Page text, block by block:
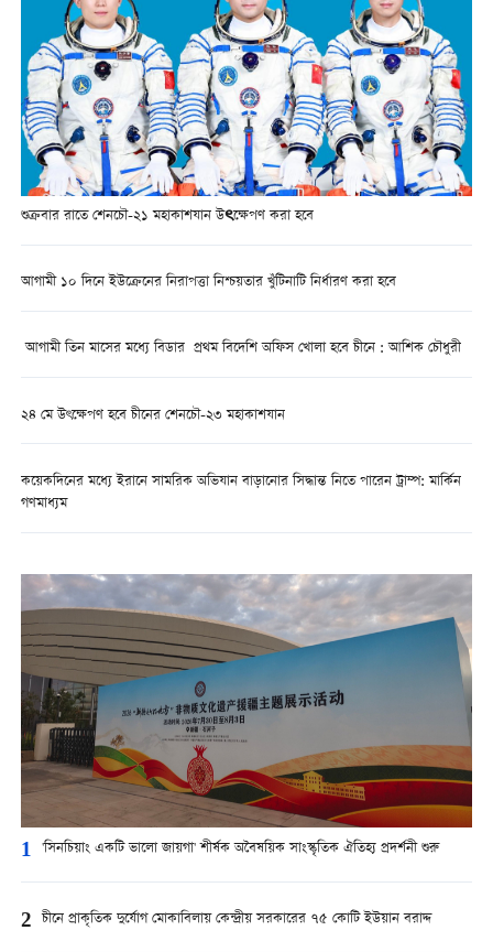
শুক্রবার রাতে শেনচৌ-২১ মহাকাশযান উৎক্ষেপণ করা হবে
আগামী ১০ দিনে ইউক্রেনের নিরাপত্তা নিশ্চয়তার খুঁটিনাটি নির্ধারণ করা হবে
আগামী তিন মাসের মধ্যে বিডার প্রথম বিদেশি অফিস খোলা হবে চীনে : আশিক চৌধুরী
২৪ মে উৎক্ষেপণ হবে চীনের শেনচৌ-২৩ মহাকাশযান
কয়েকদিনের মধ্যে ইরানে সামরিক অভিযান বাড়ানোর সিদ্ধান্ত নিতে পারেন ট্রাম্প: মার্কিন
গণমাধ্যম
1 'সিনচিয়াং একটি ভালো জায়গা' শীর্ষক অবৈষয়িক সাংস্কৃতিক ঐতিহ্য প্রদর্শনী শুরু
2 চীনে প্রাকৃতিক দুর্যোগ মোকাবিলায় কেন্দ্রীয় সরকারের ৭৫ কোটি ইউয়ান বরাদ্দ